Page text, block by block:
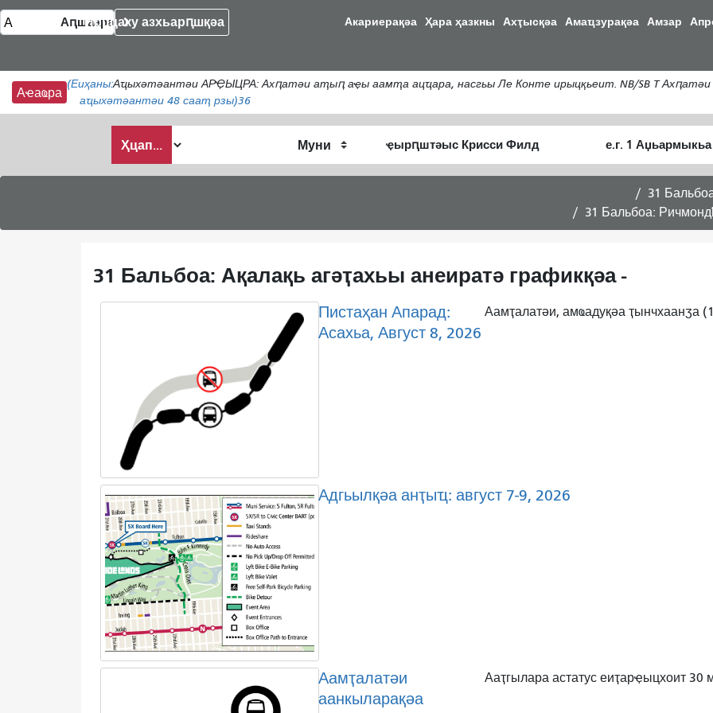
хада
аиасра
Амзар
Амаҵзурақәа
Ахҭысқәа
Ҳара ҳазкны
Акариерақәа
Ирццаку азхьарԥшқәа
Аҵыхәтәантәи АРҾЫЦРА: Ахԥатәи аҭыԥ аҿы аамҭа ацҵара, насгьы Ле Конте ирыцқьеит. NB/SB T Ахԥатәи
(Еиҳаны:
36
аҵыхәтәантәи 48 сааҭ рзы)
Аҽаҩра
ҭыԥ
аҭыԥ
Аныҟәара
шԥасҭаху
Ҳцап...
31
31 Бальбоа:
31 Бальбоа: Ақалақь агәҭахьы анеиратә графикқәа -
Пистаҳан Апарад:
Асахьа, Август 8, 2026
Аамҭалатәи, амҩадуқәа ҭынчхаанӡа
Адгьылқәа анҭыҵ: август 7-9, 2026
Аамҭалатәи
аанкыларақәа
Ааҭгылара астатус еиҭарҿыцхоит 30